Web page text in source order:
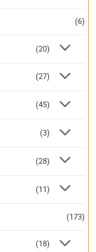
(6)
(20)
(27)
(45)
(3)
(28)
(11)
(173)
(18)